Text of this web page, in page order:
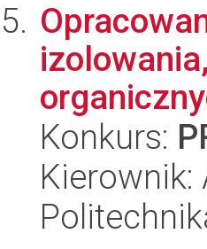
Konkurs:
Kierownik: